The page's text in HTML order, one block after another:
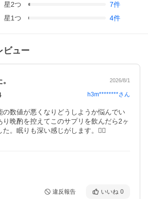
星2つ 7件
星1つ 4件
ビュー
2026/8/1
h3m********さん
の数値が悪くなりどうしようか悩んでい
り晩酌を控えてこのサプリを飲んだら2ヶ
た。眠りも深い感じがします。🙇‍♂️
違反報告 いいね 0